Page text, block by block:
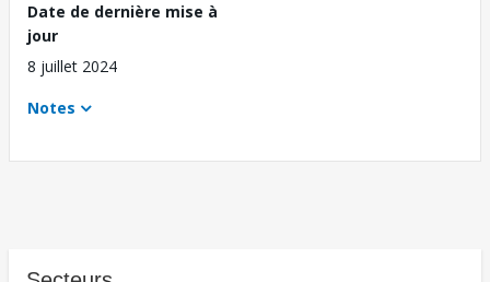
Date de dernière mise à
jour
8 juillet 2024
Notes